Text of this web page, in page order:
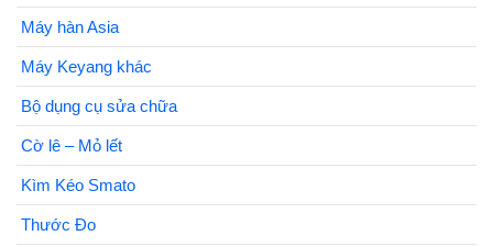
Máy hàn Asia
Máy Keyang khác
Bộ dụng cụ sửa chữa
Cờ lê – Mỏ lết
Kìm Kéo Smato
Thước Đo